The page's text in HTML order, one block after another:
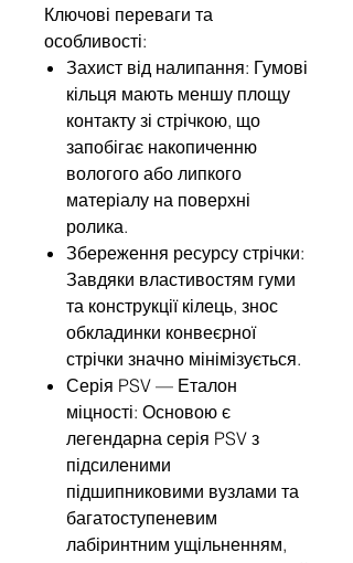
Ключові переваги та
особливості:
Захист від налипання: Гумові
кільця мають меншу площу
контакту зі стрічкою, що
запобігає накопиченню
вологого або липкого
матеріалу на поверхні
ролика.
Збереження ресурсу стрічки:
Завдяки властивостям гуми
та конструкції кілець, знос
обкладинки конвеєрної
стрічки значно мінімізується.
Серія PSV — Еталон
міцності: Основою є
легендарна серія PSV з
підсиленими
підшипниковими вузлами та
багатоступеневим
лабіринтним ущільненням,